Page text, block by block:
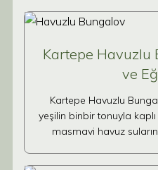
Kartepe Havuzlu
ve
Kartepe Havuzlu
yeşilin binbir tonuyla
masmavi havuz